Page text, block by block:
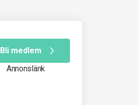
Bli medlem
Annonslänk